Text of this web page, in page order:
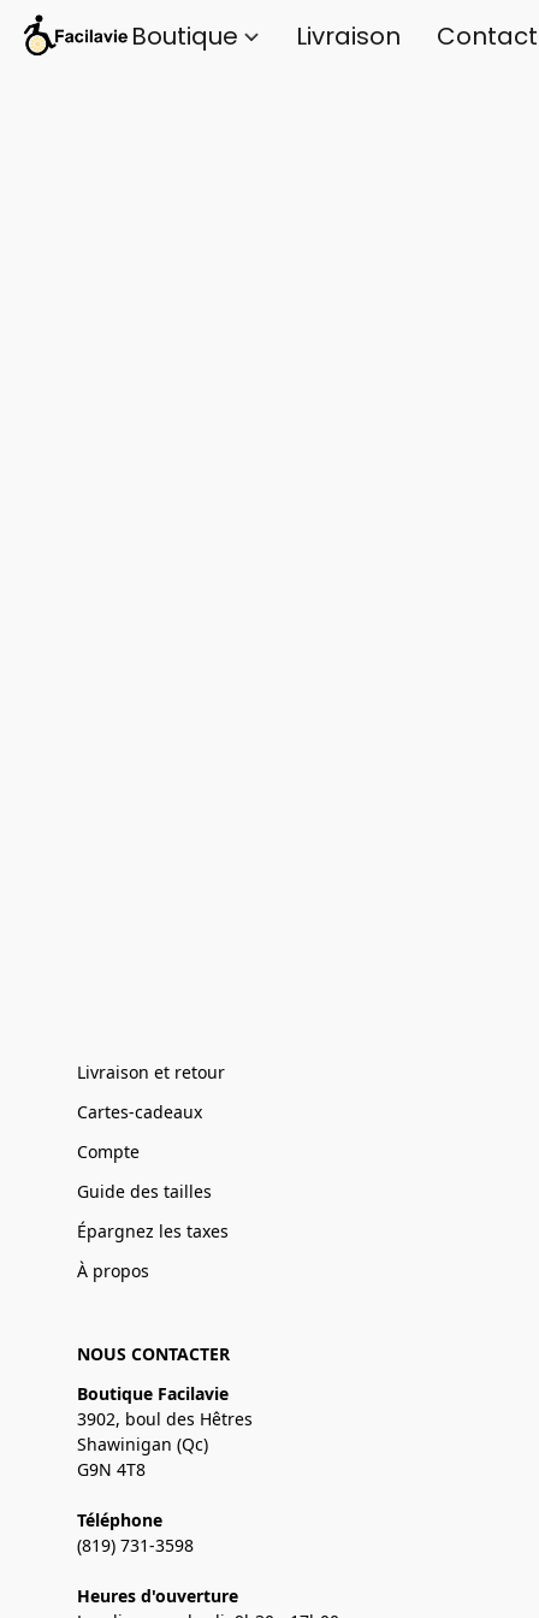
Boutique Livraison
Livraison et retour
Cartes-cadeaux
Compte
Guide des tailles
Épargnez les taxes
À propos
NOUS CONTACTER
Boutique Facilavie
3902, boul des Hêtres
Shawinigan (Qc)
G9N 4T8
Téléphone
(819) 731-3598
Heures d'ouverture